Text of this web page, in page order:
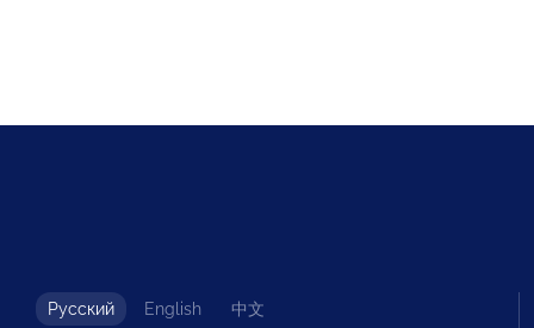
Русский English 中文